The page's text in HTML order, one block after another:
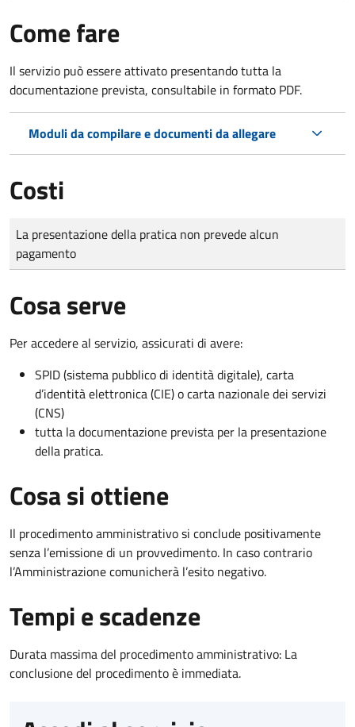
Come fare
Il servizio può essere attivato presentando tutta la
documentazione prevista, consultabile in formato PDF.
Moduli da compilare e documenti da allegare
Costi
Tipo di pagamento
Importo
La presentazione della pratica non prevede alcun
pagamento
Cosa serve
Per accedere al servizio, assicurati di avere:
SPID (sistema pubblico di identità digitale), carta
d’identità elettronica (CIE) o carta nazionale dei servizi
(CNS)
tutta la documentazione prevista per la presentazione
della pratica.
Cosa si ottiene
Il procedimento amministrativo si conclude positivamente
senza l’emissione di un provvedimento. In caso contrario
l’Amministrazione comunicherà l’esito negativo.
Tempi e scadenze
Durata massima del procedimento amministrativo: La
conclusione del procedimento è immediata.